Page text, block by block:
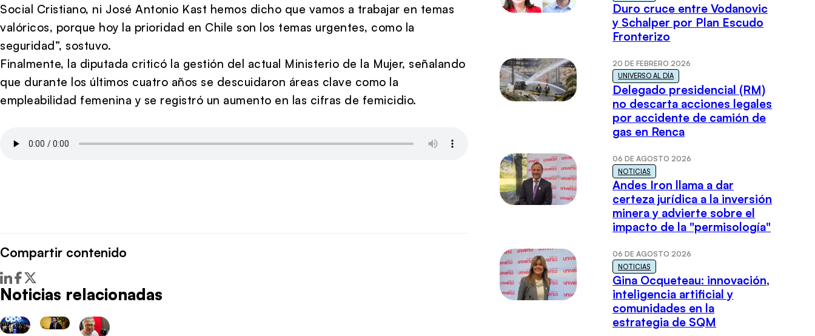
Social Cristiano, ni José Antonio Kast hemos dicho que vamos a trabajar en temas
valóricos, porque hoy la prioridad en Chile son los temas urgentes, como la
seguridad”, sostuvo.
Finalmente, la diputada criticó la gestión del actual Ministerio de la Mujer, señalando
que durante los últimos cuatro años se descuidaron áreas clave como la
empleabilidad femenina y se registró un aumento en las cifras de femicidio.
Compartir contenido
Noticias relacionadas
Duro cruce entre Vodanovic
y Schalper por Plan Escudo
Fronterizo
20 DE FEBRERO 2026
UNIVERSO AL DÍA
Delegado presidencial (RM)
no descarta acciones legales
por accidente de camión de
gas en Renca
06 DE AGOSTO 2026
NOTICIAS
Andes Iron llama a dar
certeza jurídica a la inversión
minera y advierte sobre el
impacto de la "permisología"
06 DE AGOSTO 2026
NOTICIAS
Gina Ocqueteau: innovación,
inteligencia artificial y
comunidades en la
estrategia de SQM